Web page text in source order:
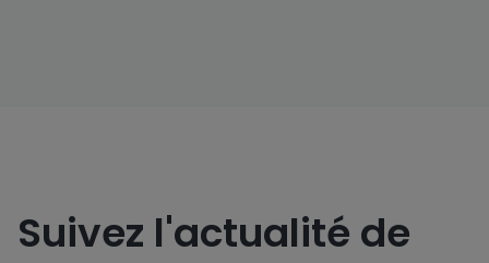
Suivez l'actualité de